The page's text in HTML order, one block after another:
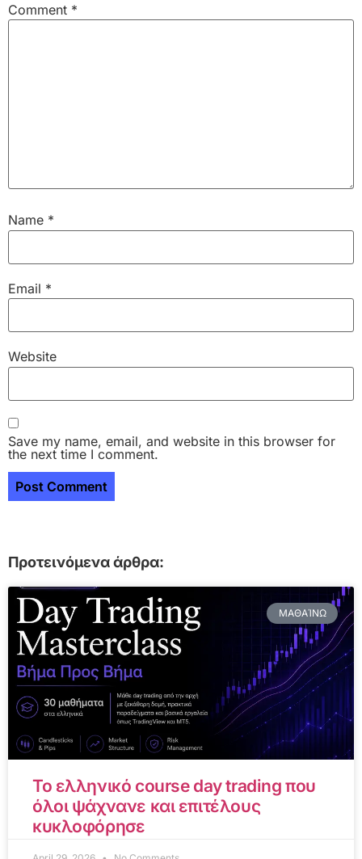
Comment *
Name *
Email *
Website
Save my name, email, and website in this browser for
the next time I comment.
Προτεινόμενα άρθρα:
ΜΑΘΑΊΝΩ
Το ελληνικό course day trading που
όλοι ψάχνανε και επιτέλους
κυκλοφόρησε